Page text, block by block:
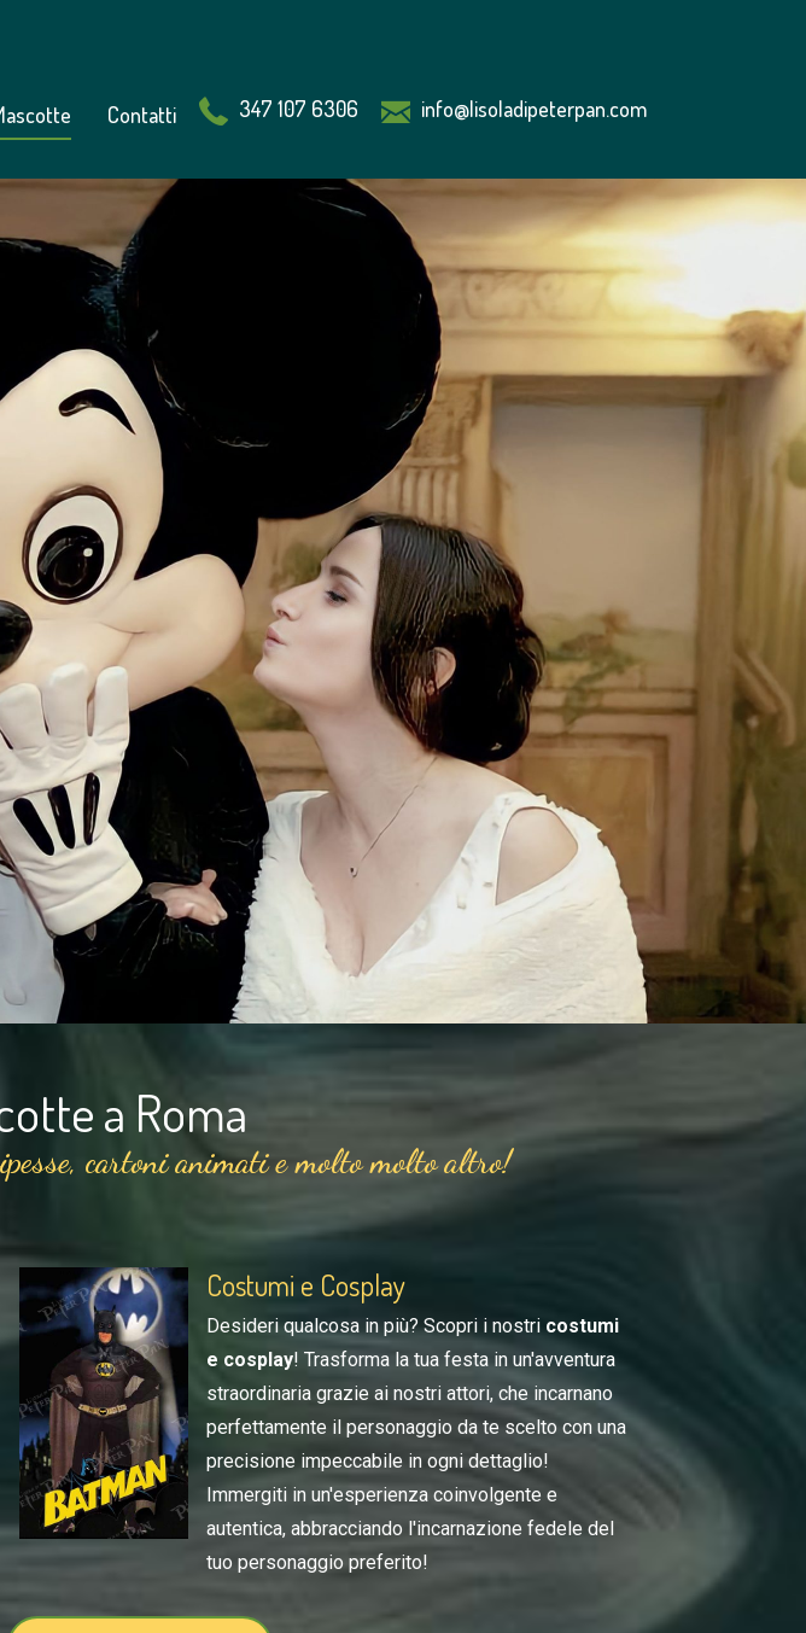
Contatti 347 107 6306 info@lisoladipeterpan.com
a Roma
cartoni animati e molto molto altro!
Costumi e Cosplay
Desideri qualcosa in più? Scopri i nostri costumi
e cosplay! Trasforma la tua festa in un'avventura
straordinaria grazie ai nostri attori, che incarnano
perfettamente il personaggio da te scelto con una
precisione impeccabile in ogni dettaglio!
Immergiti in un'esperienza coinvolgente e
autentica, abbracciando l'incarnazione fedele del
tuo personaggio preferito!